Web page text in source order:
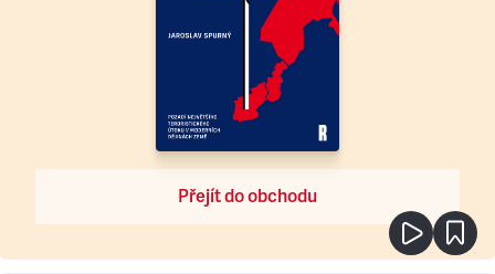
Přejít do obchodu